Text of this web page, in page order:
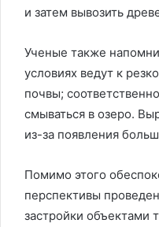
и затем вывозить
Ученые также
условиях ведут к
почвы;
смываться в озеро.
из-за появления
Помимо этого
перспективы
застройки объектами